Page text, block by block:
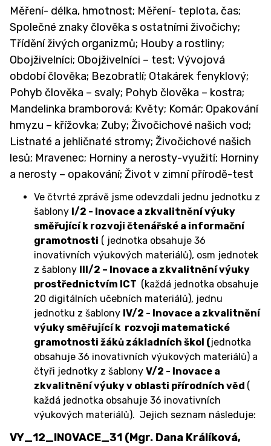
Měření- délka, hmotnost; Měření- teplota, čas;
Společné znaky člověka s ostatními živočichy;
Třídění živých organizmů; Houby a rostliny;
Obojživelníci; Obojživelníci – test; Vývojová
období člověka; Bezobratlí; Otakárek fenyklový;
Pohyb člověka – svaly; Pohyb člověka – kostra;
Mandelinka bramborová; Květy; Komár; Opakování
hmyzu – křížovka; Zuby; Živočichové našich vod;
Listnaté a jehličnaté stromy; Živočichové našich
lesů; Mravenec; Horniny a nerosty-využití; Horniny
a nerosty – opakování; Život v zimní přírodě-test
Ve čtvrté zprávě jsme odevzdali jednu jednotku z
šablony I/2 - Inovace a zkvalitnění výuky
směřující k rozvoji čtenářské a informační
gramotnosti ( jednotka obsahuje 36
inovativních výukových materiálů), osm jednotek
z šablony III/2 – Inovace a zkvalitnění výuky
prostřednictvím ICT (každá jednotka obsahuje
20 digitálních učebních materiálů), jednu
jednotku z šablony IV/2 - Inovace a zkvalitnění
výuky směřující k rozvoji matematické
gramotnosti žáků základních škol (jednotka
obsahuje 36 inovativních výukových materiálů) a
čtyři jednotky z šablony V/2 - Inovace a
zkvalitnění výuky v oblasti přírodních věd (
každá jednotka obsahuje 36 inovativních
výukových materiálů). Jejich seznam následuje:
VY_12_INOVACE_31 (Mgr. Dana Králíková,